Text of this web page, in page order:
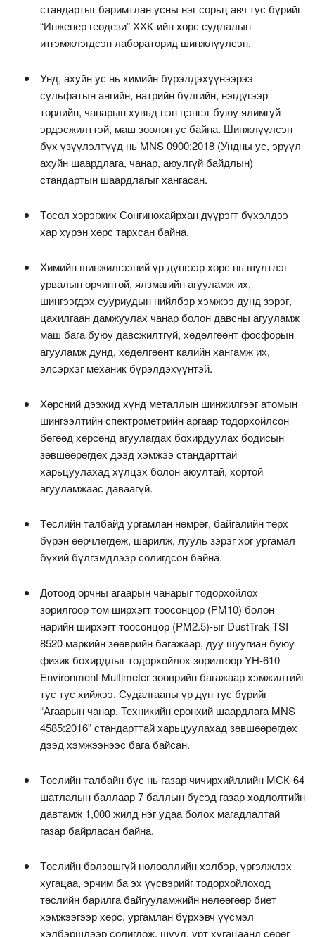
стандартыг баримтлан усны нэг сорьц авч тус бүрийг
“Инженер геодези” ХХК-ийн хөрс судлалын
итгэмжлэгдсэн лабораторид шинжлүүлсэн.
Унд, ахуйн ус нь химийн бүрэлдэхүүнээрээ
сульфатын ангийн, натрийн бүлгийн, нэгдүгээр
төрлийн, чанарын хувьд нэн цэнгэг буюу ялимгүй
эрдэсжилттэй, маш зөөлөн ус байна. Шинжлүүлсэн
бүх үзүүлэлтүүд нь MNS 0900:2018 (Ундны ус, эрүүл
ахуйн шаардлага, чанар, аюулгүй байдлын)
стандартын шаардлагыг хангасан.
Төсөл хэрэгжих Сонгинохайрхан дүүрэгт бүхэлдээ
хар хүрэн хөрс тархсан байна.
Химийн шинжилгээний үр дүнгээр хөрс нь шүлтлэг
урвалын орчинтой, ялзмагийн агууламж их,
шингээгдэх сууриудын нийлбэр хэмжээ дунд зэрэг,
цахилгаан дамжуулах чанар болон давсны агууламж
маш бага буюу давсжилтгүй, хөдөлгөөнт фосфорын
агууламж дунд, хөдөлгөөнт калийн хангамж их,
элсэрхэг механик бүрэлдэхүүнтэй.
Хөрсний дээжид хүнд металлын шинжилгээг атомын
шингээлтийн спектрометрийн аргаар тодорхойлсон
бөгөөд хөрсөнд агуулагдах бохирдуулах бодисын
зөвшөөрөгдөх дээд хэмжээ стандарттай
харьцуулахад хүлцэх болон аюултай, хортой
агууламжаас даваагүй.
Төслийн талбайд ургамлан нөмрөг, байгалийн төрх
бүрэн өөрчлөгдөж, шарилж, лууль зэрэг хог ургамал
бүхий бүлгэмдлээр солигдсон байна.
Дотоод орчны агаарын чанарыг тодорхойлох
зорилгоор том ширхэгт тоосонцор (PM10) болон
нарийн ширхэгт тоосонцор (PM2.5)-ыг DustTrak TSI
8520 маркийн зөөврийн багажаар, дуу шуугиан буюу
физик бохирдлыг тодорхойлох зорилгоор YH-610
Environment Multimeter зөөврийн багажаар хэмжилтийг
тус тус хийжээ. Судалгааны үр дүн тус бүрийг
“Агаарын чанар. Техникийн ерөнхий шаардлага MNS
4585:2016” стандарттай харьцуулахад зөвшөөрөгдөх
дээд хэмжээнээс бага байсан.
Төслийн талбайн бүс нь газар чичирхийллийн МСК-64
шатлалын баллаар 7 баллын бүсэд газар хөдлөлтийн
давтамж 1,000 жилд нэг удаа болох магадлалтай
газар байрласан байна.
Төслийн болзошгүй нөлөөллийн хэлбэр, үргэлжлэх
хугацаа, эрчим ба эх үүсвэрийг тодорхойлоход
төслийн барилга байгууламжийн нөлөөгөөр биет
хэмжээгээр хөрс, ургамлан бүрхэвч үүсмэл
хэлбэршлээр солигдож, шууд, урт хугацаанд сөрөг